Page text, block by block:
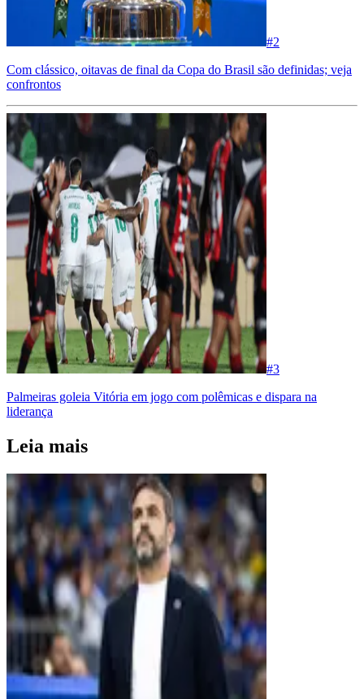
#2
Com clássico, oitavas de final da Copa do Brasil são definidas; veja
confrontos
#3
Palmeiras goleia Vitória em jogo com polêmicas e dispara na
liderança
Leia mais